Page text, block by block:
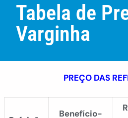
Tabela de
Varginha
PREÇO DAS
Benefício-